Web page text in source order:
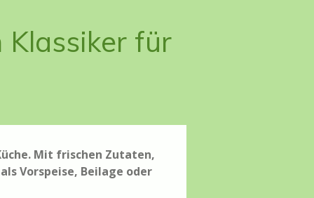
Klassiker für
Mit frischen Zutaten,
Vorspeise, Beilage oder